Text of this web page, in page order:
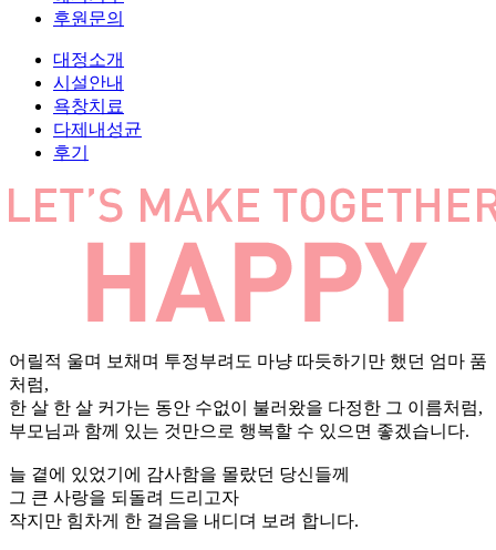
후원문의
대정소개
시설안내
욕창치료
다제내성균
후기
어릴적 울며 보채며 투정부려도 마냥 따듯하기만 했던 엄마 품
처럼,
한 살 한 살 커가는 동안 수없이 불러왔을 다정한 그 이름처럼,
부모님과 함께 있는 것만으로 행복할 수 있으면 좋겠습니다.
늘 곁에 있었기에 감사함을 몰랐던 당신들께
그 큰 사랑을 되돌려 드리고자
작지만 힘차게 한 걸음을 내디뎌 보려 합니다.